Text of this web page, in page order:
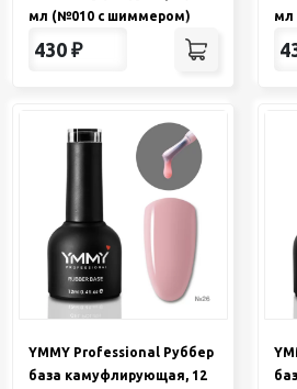
мл (№010 с шиммером)
430 ₽
мл
YMMY Professional Руббер
база камуфлирующая, 12